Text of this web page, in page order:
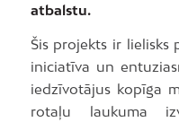
atbalstu.
Šis projekts ir lielisks
iniciatīva un
iedzīvotājus kopīga
rotaļu laukuma